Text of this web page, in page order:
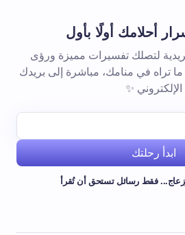
أحلامك أولًا بأول
لتصلك تفسيرات مميزة ورؤى
تراه في منامك، مباشرة إلى بريدك
الإلكتروني ✨
ابدأ رحلتك
إزعاج... فقط رسائل تستحق أن تُقرأ